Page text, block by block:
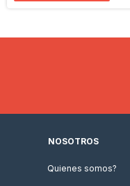
NOSOTROS
Quienes somos?